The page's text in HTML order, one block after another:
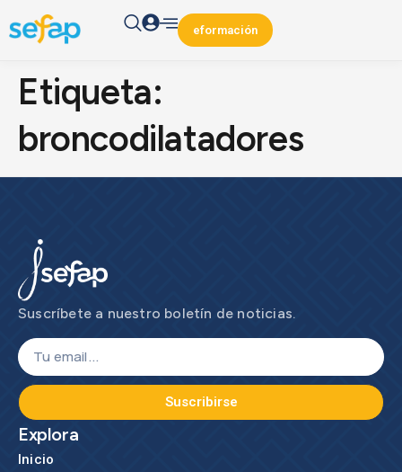
eformación
Etiqueta:
broncodilatadores
Suscríbete a nuestro boletín de noticias.
Suscribirse
Explora
Inicio